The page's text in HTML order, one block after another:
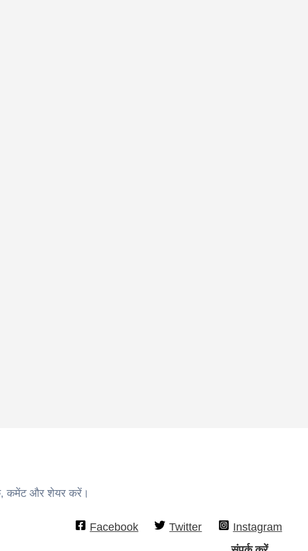
कमेंट और शेयर करें।
Facebook Twitter
Instagram